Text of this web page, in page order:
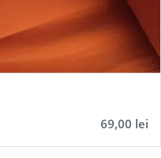
69,00 lei